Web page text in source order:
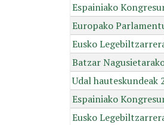
Espainiako
Europako
Eusko
Batzar
Udal hauteskundeak
Espainiako
Eusko